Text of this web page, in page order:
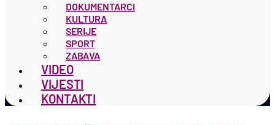
DOKUMENTARCI
KULTURA
SERIJE
SPORT
ZABAVA
VIDEO
VIJESTI
KONTAKTI